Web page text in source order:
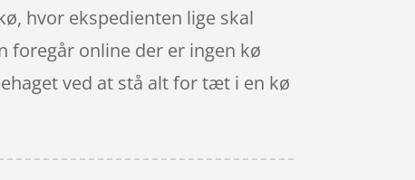
hvor ekspedienten lige skal
foregår online der er ingen kø
ved at stå alt for tæt i en kø